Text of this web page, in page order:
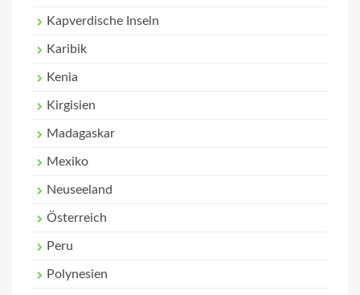
Kapverdische Inseln
Karibik
Kenia
Kirgisien
Madagaskar
Mexiko
Neuseeland
Österreich
Peru
Polynesien